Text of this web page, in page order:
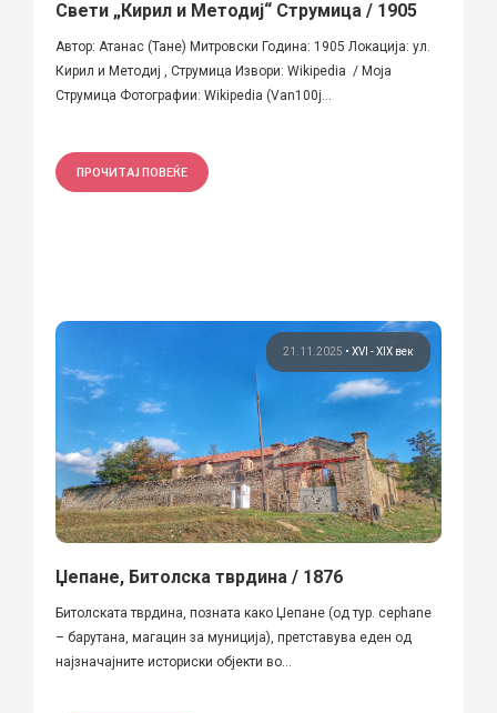
Свети „Кирил и Методиј“ Струмица / 1905
Автор: Атанас (Тане) Митровски Година: 1905 Локација: ул.
Кирил и Методиј , Струмица Извори: Wikipedia / Моја
Струмица Фотографии: Wikipedia (Van100j...
ПРОЧИТАЈ ПОВЕЌЕ
21.11.2025 • XVI - XIX век
Џепане, Битолска тврдина / 1876
Битолската тврдина, позната како Џепане (од тур. cephane
– барутана, магацин за муниција), претставува еден од
најзначајните историски објекти во...